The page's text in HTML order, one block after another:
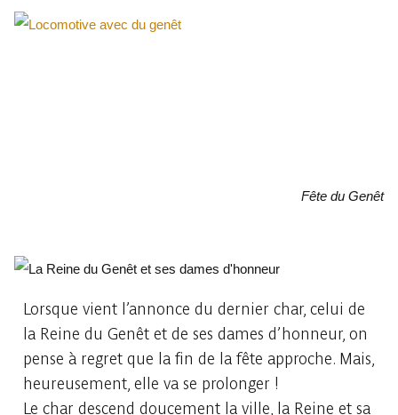
Fête du Genêt
Lorsque vient l’annonce du dernier char, celui de
la Reine du Genêt et de ses dames d’honneur, on
pense à regret que la fin de la fête approche. Mais,
heureusement, elle va se prolonger !
Le char descend doucement la ville, la Reine et sa